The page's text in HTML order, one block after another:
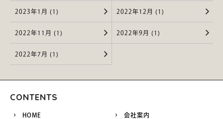
2023年1月 (1) 2022年12月 (1)
2022年11月 (1) 2022年9月 (1)
2022年7月 (1)
CONTENTS
HOME 会社案内